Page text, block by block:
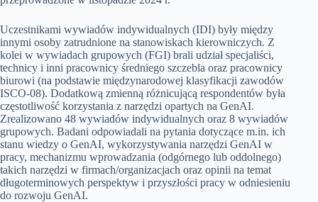
Uczestnikami wywiadów indywidualnych (IDI) były między
innymi osoby zatrudnione na stanowiskach kierowniczych. Z
kolei w wywiadach grupowych (FGI) brali udział specjaliści,
technicy i inni pracownicy średniego szczebla oraz pracownicy
biurowi (na podstawie międzynarodowej klasyfikacji zawodów
ISCO-08). Dodatkową zmienną różnicującą respondentów była
częstotliwość korzystania z narzędzi opartych na GenAI.
Zrealizowano 48 wywiadów indywidualnych oraz 8 wywiadów
grupowych. Badani odpowiadali na pytania dotyczące m.in. ich
stanu wiedzy o GenAI, wykorzystywania narzędzi GenAI w
pracy, mechanizmu wprowadzania (odgórnego lub oddolnego)
takich narzędzi w firmach/organizacjach oraz opinii na temat
długoterminowych perspektyw i przyszłości pracy w odniesieniu
do rozwoju GenAI.